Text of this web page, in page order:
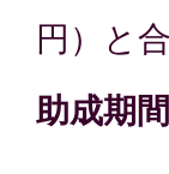
円）と
助成期間